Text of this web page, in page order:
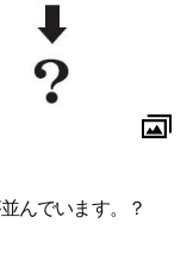
んでいます。？